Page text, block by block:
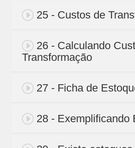
25 - Custos de
26 - Calculando
Transformação
27 - Ficha de
28 - Exemplificando